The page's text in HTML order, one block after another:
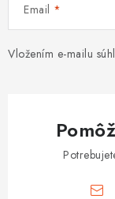
Ochrana osobných
Tabuľky veľkostí
Email
Vložením e-mailu